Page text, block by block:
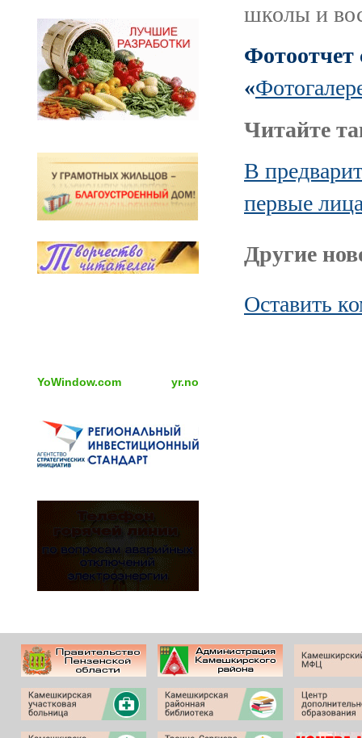
YoWindow.com yr.no
школы и
Фотоотчет
«
Читайте
В
первые
Другие
Оставить